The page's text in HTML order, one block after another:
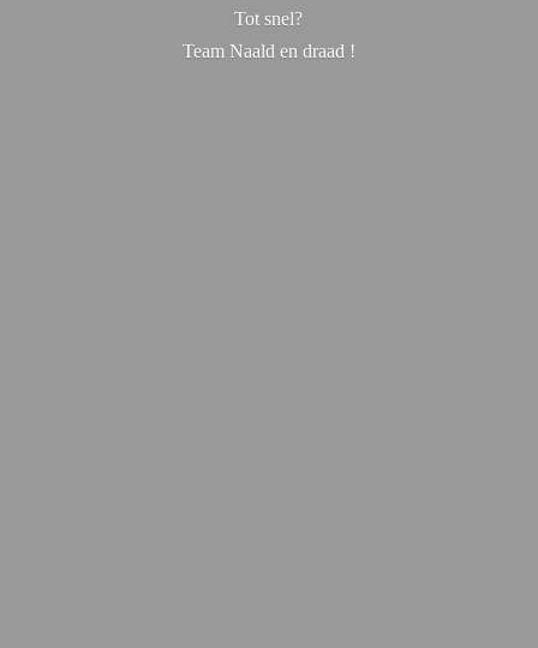
Tot snel?
Team Naald en draad !